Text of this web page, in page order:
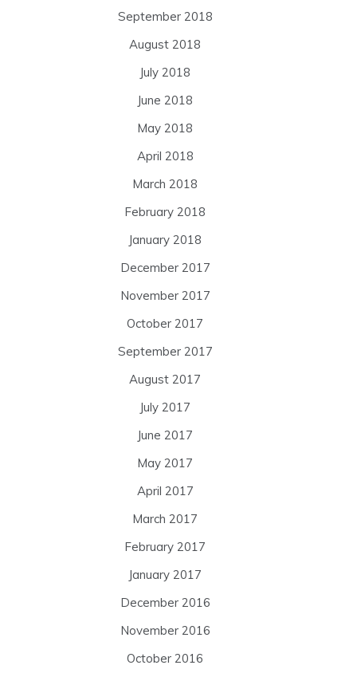
September 2018
August 2018
July 2018
June 2018
May 2018
April 2018
March 2018
February 2018
January 2018
December 2017
November 2017
October 2017
September 2017
August 2017
July 2017
June 2017
May 2017
April 2017
March 2017
February 2017
January 2017
December 2016
November 2016
October 2016